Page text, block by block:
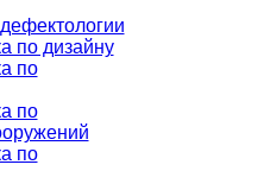
по дизайну
по
по
по